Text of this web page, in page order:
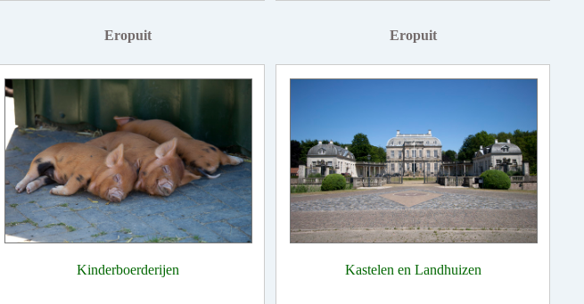
Eropuit
Kinderboerderijen
Eropuit
Kastelen en Landhuizen